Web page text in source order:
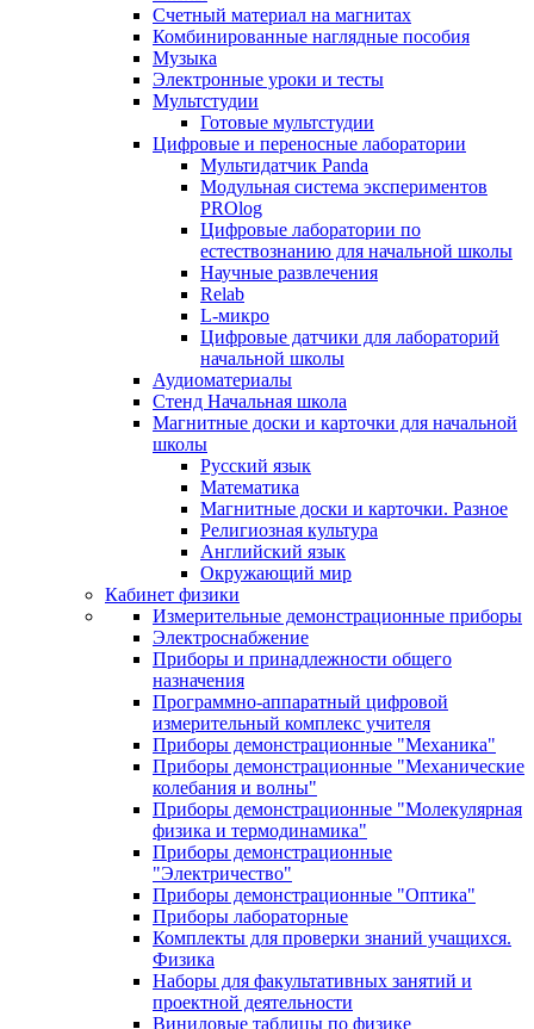
Счетный материал на магнитах
Комбинированные наглядные пособия
Музыка
Электронные уроки и тесты
Мультстудии
Готовые мультстудии
Цифровые и переносные лаборатории
Мультидатчик Panda
Модульная система экспериментов
PROlog
Цифровые лаборатории по
естествознанию для начальной школы
Научные развлечения
Relab
L-микро
Цифровые датчики для лабораторий
начальной школы
Аудиоматериалы
Стенд Начальная школа
Магнитные доски и карточки для начальной
школы
Русский язык
Математика
Магнитные доски и карточки. Разное
Религиозная культура
Английский язык
Окружающий мир
Кабинет физики
Измерительные демонстрационные приборы
Электроснабжение
Приборы и принадлежности общего
назначения
Программно-аппаратный цифровой
измерительный комплекс учителя
Приборы демонстрационные "Механика"
Приборы демонстрационные "Механические
колебания и волны"
Приборы демонстрационные "Молекулярная
физика и термодинамика"
Приборы демонстрационные
"Электричество"
Приборы демонстрационные "Оптика"
Приборы лабораторные
Комплекты для проверки знаний учащихся.
Физика
Наборы для факультативных занятий и
проектной деятельности
Виниловые таблицы по физике